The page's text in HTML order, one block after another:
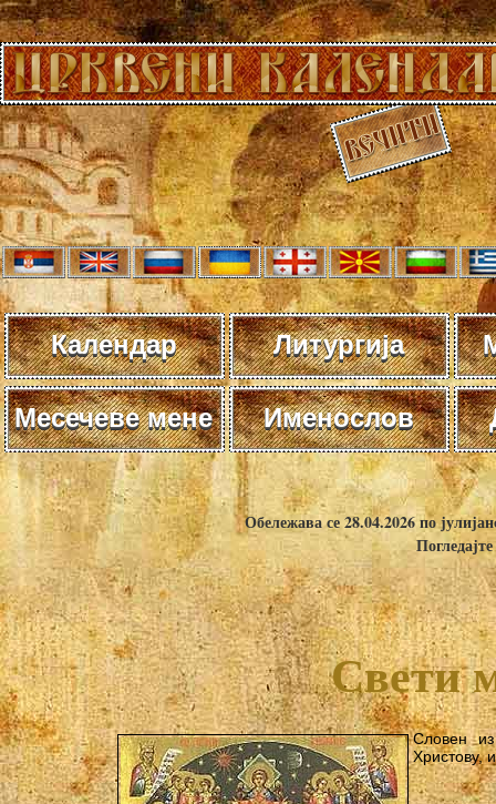
Календар Литургија
Месечеве мене Именослов
Обележава се 28.04.2026 по
Свети
Словен
Христову,